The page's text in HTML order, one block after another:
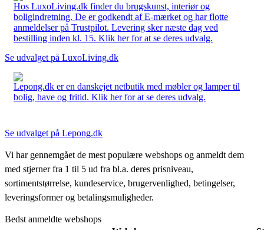
Hos LuxoLiving.dk finder du brugskunst, interiør og
boligindretning. De er godkendt af E-mærket og har flotte
anmeldelser på Trustpilot. Levering sker næste dag ved
bestilling inden kl. 15. Klik her for at se deres udvalg.
Se udvalget på LuxoLiving.dk
Lepong.dk er en danskejet netbutik med møbler og lamper til
bolig, have og fritid. Klik her for at se deres udvalg.
Se udvalget på Lepong.dk
Vi har gennemgået de mest populære webshops og anmeldt dem
med stjerner fra 1 til 5 ud fra bl.a. deres prisniveau,
sortimentstørrelse, kundeservice, brugervenlighed, betingelser,
leveringsformer og betalingsmuligheder.
Bedst anmeldte webshops